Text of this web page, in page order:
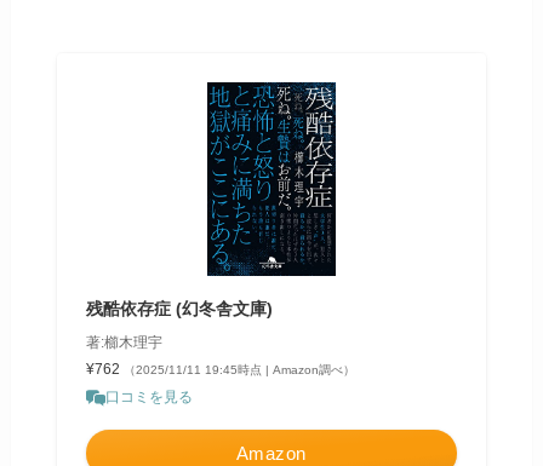
残酷依存症 (幻冬舎文庫)
著:櫛木理宇
¥762
（2025/11/11 19:45時点 | Amazon調べ）
口コミを見る
Amazon